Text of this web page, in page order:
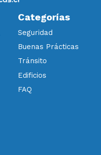
Categorías
Seguridad
Buenas Prácticas
Tránsito
Edificios
FAQ